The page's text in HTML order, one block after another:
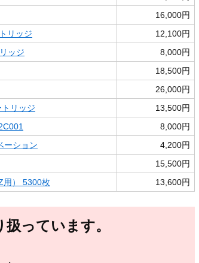
16,000円
リッジ
12,100円
ッジ
8,000円
18,500円
26,000円
リッジ
13,500円
8,000円
ーション
4,200円
15,500円
用） 5300枚 13,600円
っています。